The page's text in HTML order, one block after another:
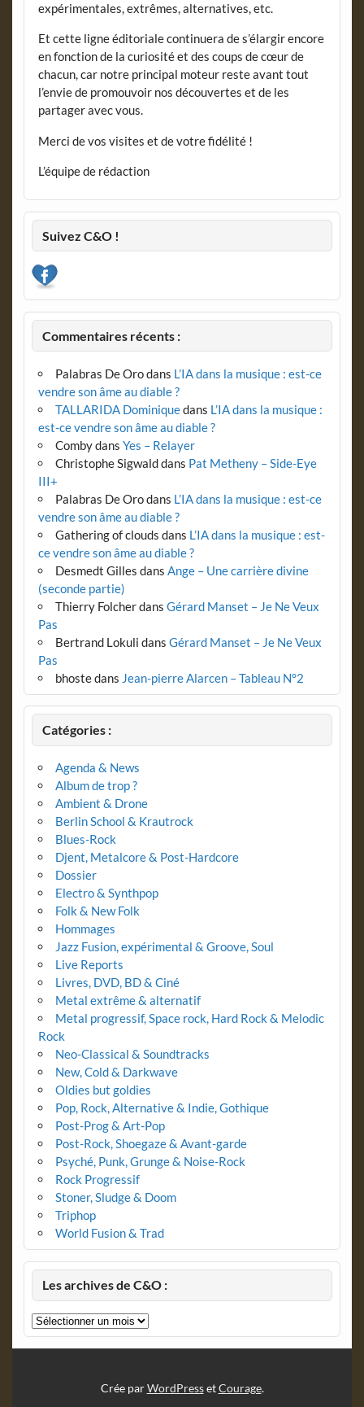
expérimentales, extrêmes, alternatives, etc.
Et cette ligne éditoriale continuera de s’élargir encore
en fonction de la curiosité et des coups de cœur de
chacun, car notre principal moteur reste avant tout
l’envie de promouvoir nos découvertes et de les
partager avec vous.
Merci de vos visites et de votre fidélité !
L’équipe de rédaction
Suivez C&O !
Commentaires récents :
Palabras De Orodans L’IA dans la musique : est-ce
vendre son âme au diable ?
TALLARIDA Dominiquedans L’IA dans la musique :
est-ce vendre son âme au diable ?
Combydans Yes – Relayer
Christophe Sigwalddans Pat Metheny – Side-Eye
III+
Palabras De Orodans L’IA dans la musique : est-ce
vendre son âme au diable ?
Gathering of clouds dans L’IA dans la musique : est-
ce vendre son âme au diable ?
Desmedt Gilles dans Ange – Une carrière divine
(seconde partie)
Thierry Folcherdans Gérard Manset – Je Ne Veux
Pas
Bertrand Lokuli dans Gérard Manset – Je Ne Veux
Pas
bhostedans Jean-pierre Alarcen – Tableau N°2
Catégories :
Agenda & News
Album de trop ?
Ambient & Drone
Berlin School & Krautrock
Blues-Rock
Djent, Metalcore & Post-Hardcore
Dossier
Electro & Synthpop
Folk & New Folk
Hommages
Jazz Fusion, expérimental & Groove, Soul
Live Reports
Livres, DVD, BD & Ciné
Metal extrême & alternatif
Metal progressif, Space rock, Hard Rock & Melodic
Rock
Neo-Classical & Soundtracks
New, Cold & Darkwave
Oldies but goldies
Pop, Rock, Alternative & Indie, Gothique
Post-Prog & Art-Pop
Post-Rock, Shoegaze & Avant-garde
Psyché, Punk, Grunge & Noise-Rock
Rock Progressif
Stoner, Sludge & Doom
Triphop
World Fusion & Trad
Les archives de C&O :
Les
archives
Crée parWordPressetCourage.